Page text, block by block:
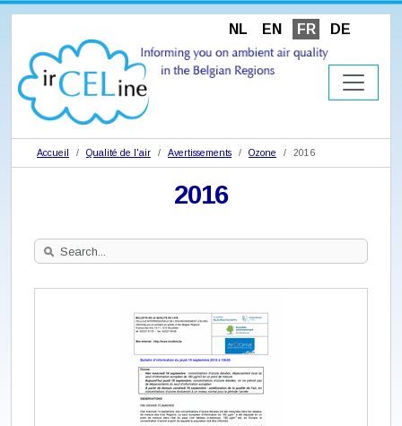
NL EN FR DE
Accueil Qualité de l'air Avertissements Ozone 2016
2016
Search
Site